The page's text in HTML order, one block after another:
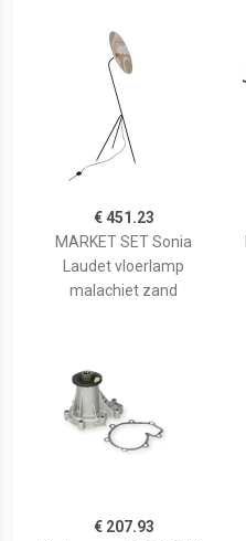
€ 451.23
MARKET SET Sonia
Laudet vloerlamp
malachiet zand
€ 207.93